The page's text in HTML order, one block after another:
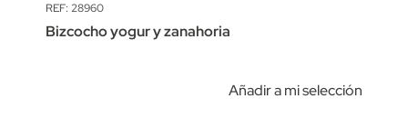
REF: 28960
Bizcocho yogur y zanahoria
Añadir a mi selección